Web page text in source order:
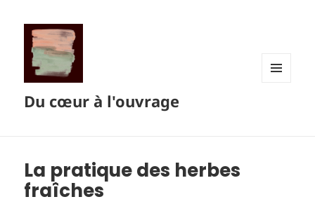
Du cœur à l'ouvrage
La pratique des herbes
fraîches